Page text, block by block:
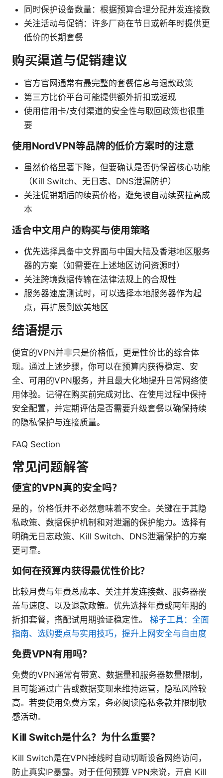
同时保护设备数量：根据预算合理分配并发连接数
关注活动与促销：许多厂商在节日或新年时提供更
低价的长期套餐
购买渠道与促销建议
官方官网通常有最完整的套餐信息与退款政策
第三方比价平台可能提供额外折扣或返现
使用信用卡/支付渠道的安全性与取回政策也很重
要
使用NordVPN等品牌的低价方案时的注意
虽然价格显著下降，但要确认是否仍保留核心功能
（Kill Switch、无日志、DNS泄漏防护）
关注促销期后的续费价格，避免被自动续费拉高成
本
适合中文用户的购买与使用策略
优先选择具备中文界面与中国大陆及香港地区服务
器的方案（如需要在上述地区访问资源时）
关注跨境数据传输在法律法规上的合规性
服务器速度测试时，可以选择本地服务器作为起
点，再扩展到欧美地区
结语提示
便宜的VPN并非只是价格低，更是性价比的综合体
现。通过上述步骤，你可以在预算内获得稳定、安
全、可用的VPN服务，并且最大化地提升日常网络使
用体验。记得在购买前完成对比、在使用过程中保持
安全配置，并定期评估是否需要升级套餐以确保持续
的隐私保护与连接质量。
FAQ Section
常见问题解答
便宜的VPN真的安全吗？
是的，价格低并不必然意味着不安全。关键在于其隐
私政策、数据保护机制和对泄漏的保护能力。选择有
明确无日志政策、Kill Switch、DNS泄漏保护的方案
更可靠。
如何在预算内获得最优性价比？
比较月费与年费总成本、关注并发连接数、服务器覆
盖与速度、以及退款政策。优先选择年费或两年期的
折扣套餐，搭配试用期验证稳定性。 梯子工具：全面
指南、选购要点与实用技巧，提升上网安全与自由度
免费VPN有用吗？
免费的VPN通常有带宽、数据量和服务器数量限制，
且可能通过广告或数据变现来维持运营，隐私风险较
高。若要使用免费方案，务必阅读隐私条款并限制敏
感活动。
Kill Switch是什么？为什么重要？
Kill Switch是在VPN掉线时自动切断设备网络访问，
防止真实IP暴露。对于任何预算 VPN来说，开启 Kill